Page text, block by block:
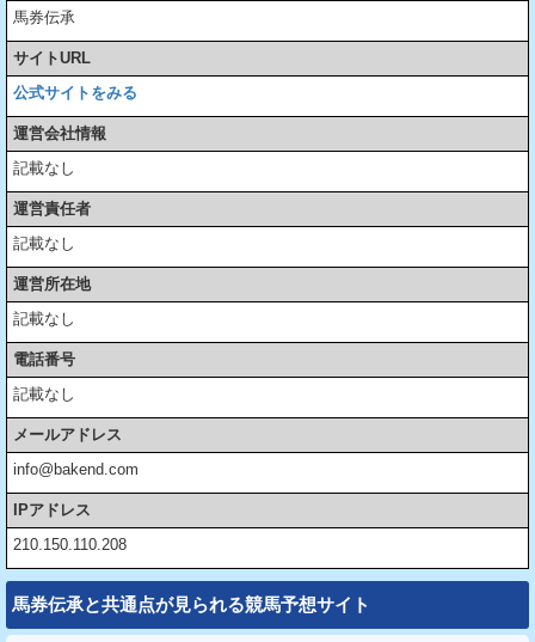
馬券伝承
サイトURL
公式サイトをみる
運営会社情報
記載なし
運営責任者
記載なし
運営所在地
記載なし
電話番号
記載なし
メールアドレス
info@bakend.com
IPアドレス
210.150.110.208
馬券伝承と共通点が見られる競馬予想サイト